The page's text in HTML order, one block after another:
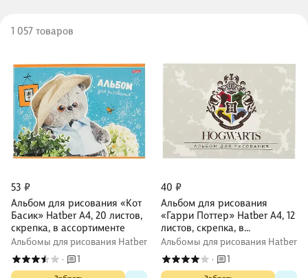
1 057 товаров
53 ₽
Альбом для рисования «Кот
Басик» Hatber А4, 20 листов,
скрепка, в ассортименте
Альбомы для рисования Hatber
· 1
40 ₽
Альбом для рисования
«Гарри Поттер» Hatber А4, 12
листов, скрепка, в
ассортименте
Альбомы для рисования Hatber
· 1